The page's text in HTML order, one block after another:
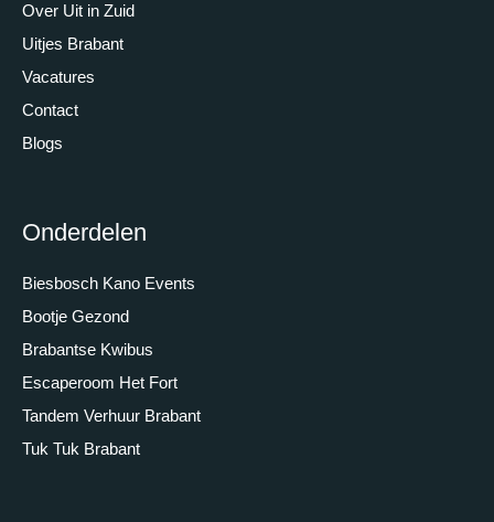
Over Uit in Zuid
Uitjes Brabant
Vacatures
Contact
Blogs
Onderdelen
Biesbosch Kano Events
Bootje Gezond
Brabantse Kwibus
Escaperoom Het Fort
Tandem Verhuur Brabant
Tuk Tuk Brabant